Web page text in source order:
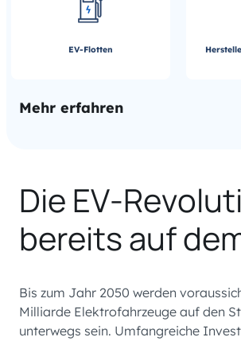
EV-Flotten
Mehr erfahren
Die EV-
bereits auf
Bis zum Jahr 2050 werden
Milliarde Elektrofahrzeuge auf den
unterwegs sein. Umfangreiche